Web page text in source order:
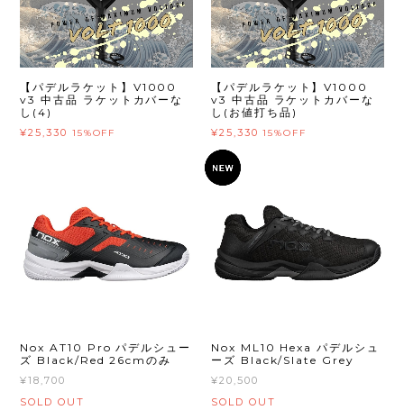
【パデルラケット】V1000
v3 中古品 ラケットカバーな
し(4)
¥25,330 15%OFF
【パデルラケット】V1000
v3 中古品 ラケットカバーな
し(お値打ち品)
¥25,330 15%OFF
Nox AT10 Pro パデルシュー
ズ Black/Red 26cmのみ
¥18,700
SOLD OUT
Nox ML10 Hexa パデルシュ
ーズ Black/Slate Grey
¥20,500
SOLD OUT